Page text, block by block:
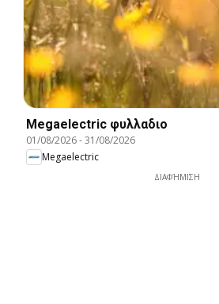
Megaelectric φυλλαδιο
01/08/2026-31/08/2026
Megaelectric
ΔΙΑΦΉΜΙΣΗ